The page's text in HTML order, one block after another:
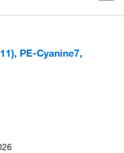
PE-Cyanine7,